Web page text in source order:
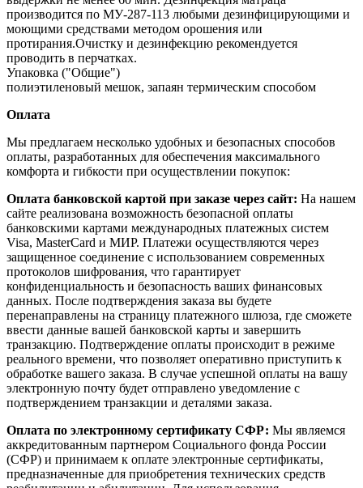
производится по МУ‐287‐113 любыми дезинфицирующими и
моющими средствами методом орошения или
протирания.Очистку и дезинфекцию рекомендуется
проводить в перчатках.
Упаковка ("Общие")
полиэтиленовый мешок, запаян термическим способом
Оплата
Мы предлагаем несколько удобных и безопасных способов
оплаты, разработанных для обеспечения максимального
комфорта и гибкости при осуществлении покупок:
Оплата банковской картой при заказе через сайт: На нашем
сайте реализована возможность безопасной оплаты
банковскими картами международных платежных систем
Visa, MasterCard и МИР. Платежи осуществляются через
защищенное соединение с использованием современных
протоколов шифрования, что гарантирует
конфиденциальность и безопасность ваших финансовых
данных. После подтверждения заказа вы будете
перенаправлены на страницу платежного шлюза, где сможете
ввести данные вашей банковской карты и завершить
транзакцию. Подтверждение оплаты происходит в режиме
реального времени, что позволяет оперативно приступить к
обработке вашего заказа. В случае успешной оплаты на вашу
электронную почту будет отправлено уведомление с
подтверждением транзакции и деталями заказа.
Оплата по электронному сертификату СФР: Мы являемся
аккредитованным партнером Социального фонда России
(СФР) и принимаем к оплате электронные сертификаты,
предназначенные для приобретения технических средств